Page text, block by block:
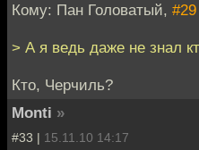
Кому: Пан Головатый, #29
> А я ведь даже не знал
Кто, Черчиль?
Monti »
#33 | 15.11.10 14:17